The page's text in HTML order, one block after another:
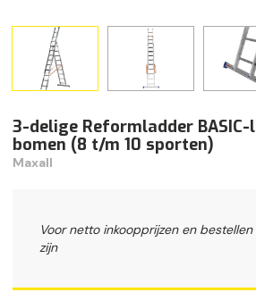
3-delige Reformladder
bomen (8 t/m 10 sporten)
Maxall
Voor netto inkoopprijzen en
zijn